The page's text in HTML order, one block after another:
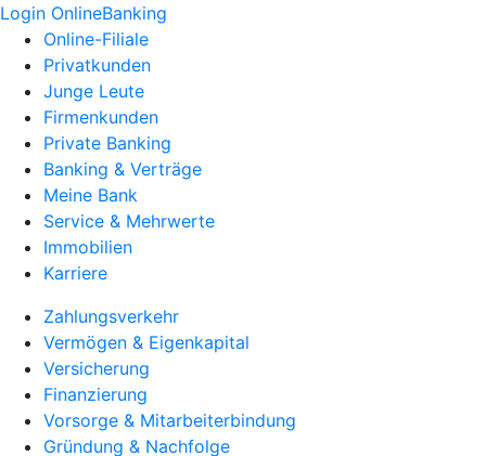
Login OnlineBanking
Online-Filiale
Privatkunden
Junge Leute
Firmenkunden
Private Banking
Banking & Verträge
Meine Bank
Service & Mehrwerte
Immobilien
Karriere
Zahlungsverkehr
Vermögen & Eigenkapital
Versicherung
Finanzierung
Vorsorge & Mitarbeiterbindung
Gründung & Nachfolge